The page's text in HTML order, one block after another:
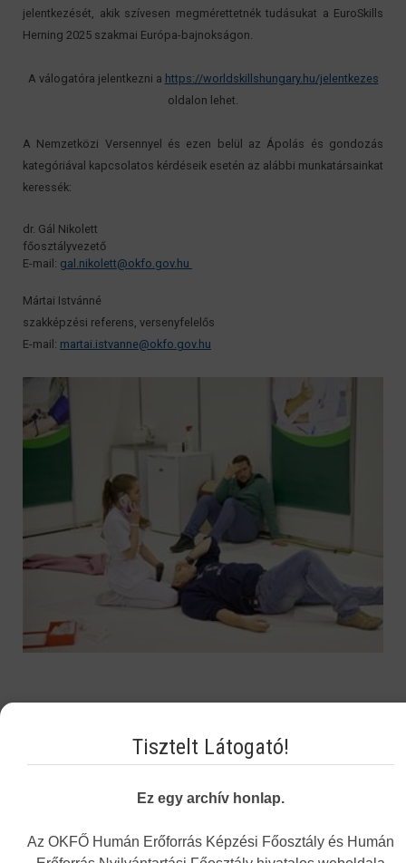
jelentkezését, akik szívesen megmérettetnék tudásukat a EuroSkills
Herning 2025 szakmai Európa-bajnokságon.
A válogatóra jelentkezni a https://worldskillshungary.hu/jelentkezes
oldalon lehet.
A Nemzetközi Versennyel és ezen belül az Ápolás és gondozás
kategóriával kapcsolatos kérdéseik esetén az alábbi munkatársainkat
keressék:
dr. Gál Nikolett
főosztályvezető
E-mail: gal.nikolett@okfo.gov.hu
Mártai Istvánné
szakképzési referens, versenyfelelős
E-mail: martai.istvanne@okfo.gov.hu
Tisztelt Látogató!
Ez egy archív honlap.
Az OKFŐ Humán Erőforrás Képzési Főosztály és Humán